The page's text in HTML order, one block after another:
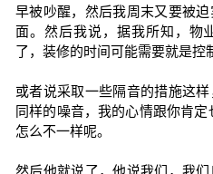
早被吵醒，然后我周末又要被
面。然后我说，据我所知，物
了，装修的时间可能需要就是控
或者说采取一些隔音的措施这
同样的噪音，我的心情跟你肯
怎么不一样呢。
然后他就说了，他说我们，我